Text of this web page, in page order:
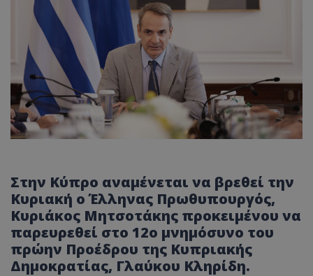
Στην Κύπρο αναμένεται να βρεθεί την
Κυριακή ο Έλληνας Πρωθυπουργός,
Κυριάκος Μητσοτάκης προκειμένου να
παρευρεθεί στο 12o μνημόσυνο του
πρώην Προέδρου της Κυπριακής
Δημοκρατίας, Γλαύκου Κληρίδη.